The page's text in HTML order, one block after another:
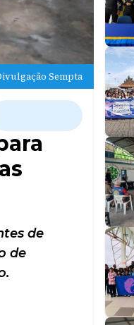
Sempta
de
de